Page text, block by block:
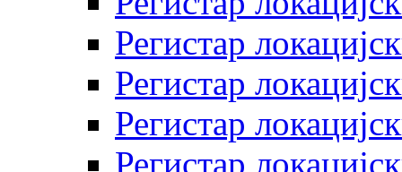
Регистар
Регистар
Регистар
Регистар